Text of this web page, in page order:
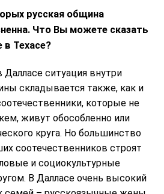
русская община
Что Вы можете сказать
в Техасе?
ситуация внутри
складывается также, как и
которые не
живут обособленно или
круга. Но большинство
соотечественников строят
и социокультурные
В Далласе очень высокий